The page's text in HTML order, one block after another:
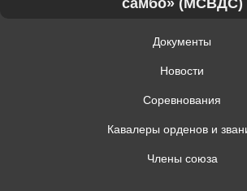
Документы
Новости
Соревнования
Кавалеры орденов и
Члены союза